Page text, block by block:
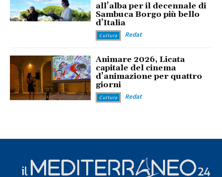
all’alba per il decennale di
Sambuca Borgo più bello
d’Italia
Cultura Redat
Animare 2026, Licata
capitale del cinema
d’animazione per quattro
giorni
Cultura Redat